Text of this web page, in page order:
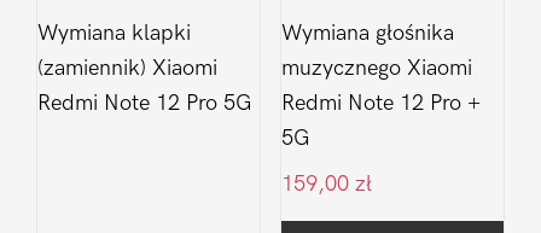
Wymiana klapki
(zamiennik) Xiaomi
Redmi Note 12 Pro 5G
Wymiana głośnika
muzycznego Xiaomi
Redmi Note 12 Pro +
5G
159,00 zł